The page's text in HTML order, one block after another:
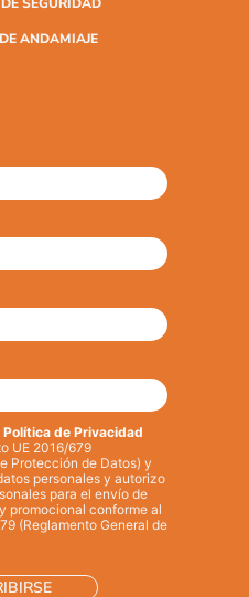
SEGURIDAD
ANDAMIAJE
Política de Privacidad
UE 2016/679
Protección de Datos) y
y autorizo
para el envío de
promocional conforme al
(Reglamento General de